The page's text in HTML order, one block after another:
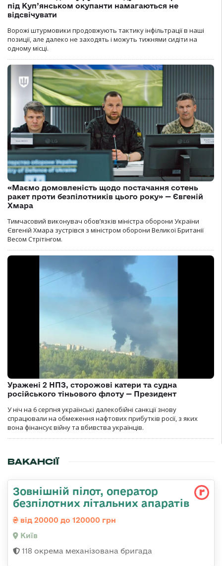
під Куп’янськом окупанти намагаються не
відсвічувати
Ворожі штурмовики продовжують тактику інфільтрації в наші
позиції, але далеко не заходять і можуть тижнями сидіти на
одному місці.
«Маємо домовленість щодо постачання сотень
ракет проти безпілотників цього року» — Євгеній
Хмара
Тимчасовий виконувач обов’язків міністра оборони України
Євгеній Хмара зустрівся з міністром оборони Великої Британії
Весом Стрітінгом.
Уражені 2 НПЗ, сторожові катери та судна
російського тіньового флоту — Президент
У ніч на 6 серпня українські далекобійні санкції знову
спрацювали на обмеження нафтових прибутків росії, з яких
вона фінансує війну та вбивства українців.
ВАКАНСІЇ
Зовнішній пілот, оператор
безпілотних літальних апаратів
від 20000 до 120000 грн
Київ
118 окрема механізована бригада